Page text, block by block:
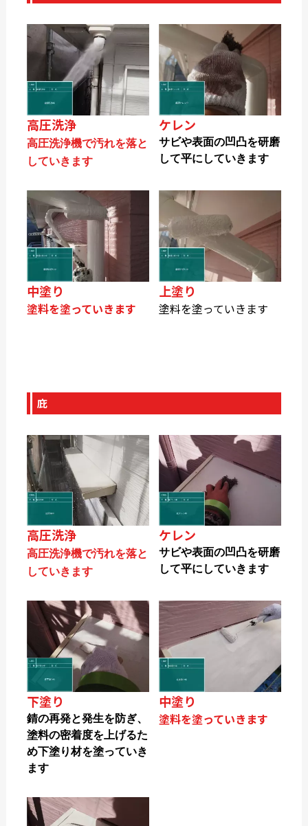
高圧洗浄
高圧洗浄機で汚れを落と
していきます
ケレン
サビや表面の凹凸を研磨
して平にしていきます
中塗り
塗料を塗っていきます
上塗り
塗料を塗っていきます
庇
高圧洗浄
高圧洗浄機で汚れを落と
していきます
ケレン
サビや表面の凹凸を研磨
して平にしていきます
下塗り
錆の再発と発生を防ぎ、
塗料の密着度を上げるた
め下塗り材を塗っていき
ます
中塗り
塗料を塗っていきます